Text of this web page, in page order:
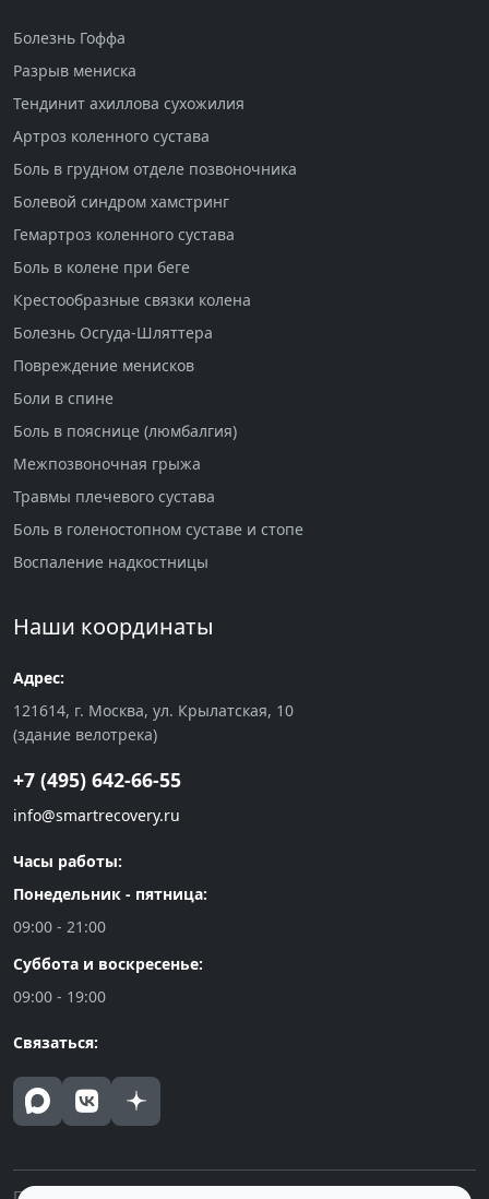
Болезнь Гоффа
Разрыв мениска
Тендинит ахиллова сухожилия
Артроз коленного сустава
Боль в грудном отделе позвоночника
Болевой синдром хамстринг
Гемартроз коленного сустава
Боль в колене при беге
Крестообразные связки колена
Болезнь Осгуда-Шляттера
Повреждение менисков
Боли в спине
Боль в пояснице (люмбалгия)
Межпозвоночная грыжа
Травмы плечевого сустава
Боль в голеностопном суставе и стопе
Воспаление надкостницы
Наши координаты
Адрес:
121614, г. Москва, ул. Крылатская, 10
(здание велотрека)
+7 (495) 642-66-55
info@smartrecovery.ru
Часы работы:
Понедельник - пятница:
09:00 - 21:00
Суббота и воскресенье:
09:00 - 19:00
Связаться: